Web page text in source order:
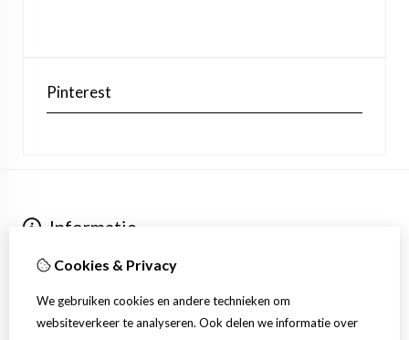
Pinterest
Informatie
Verzending
Extra
Cookies & Privacy
We gebruiken cookies en andere technieken om
websiteverkeer te analyseren. Ook delen we informatie over